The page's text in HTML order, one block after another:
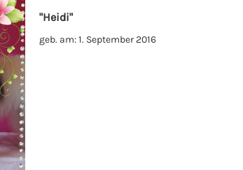
"Heidi"
geb. am: 1. September 2016